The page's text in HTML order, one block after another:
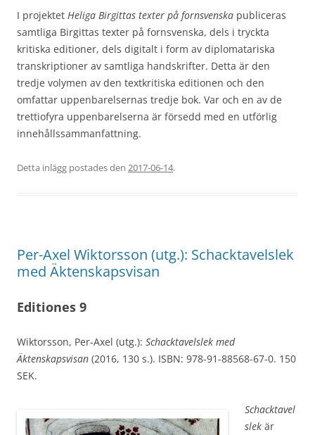
I projektet Heliga Birgittas texter på fornsvenska publiceras
samtliga Birgittas texter på fornsvenska, dels i tryckta
kritiska editioner, dels digitalt i form av diplomatariska
transkriptioner av samtliga handskrifter. Detta är den
tredje volymen av den textkritiska editionen och den
omfattar uppenbarelsernas tredje bok. Var och en av de
trettiofyra uppenbarelserna är försedd med en utförlig
innehållssammanfattning.
Detta inlägg postades den 2017-06-14.
Per-Axel Wiktorsson (utg.): Schacktavelslek
med Äktenskapsvisan
Editiones 9
Wiktorsson, Per-Axel (utg.): Schacktavelslek med
Äktenskapsvisan (2016, 130 s.). ISBN: 978-91-88568-67-0. 150
SEK.
Schacktavel
slek är